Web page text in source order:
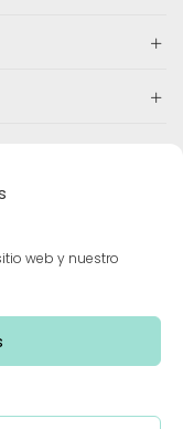
web y nuestro
reservados